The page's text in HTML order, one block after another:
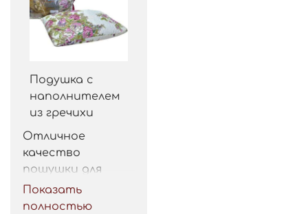
Подушка с
наполнителем
из гречихи
Отличное
качество
пошушки для
такой цены.
Рекомендую.
Показать
полностью